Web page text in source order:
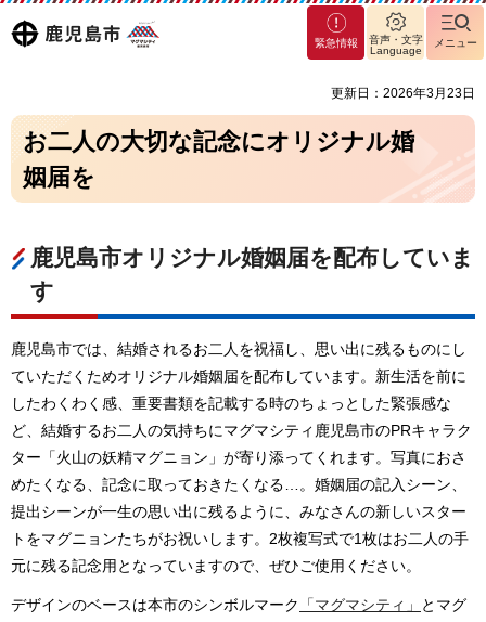
鹿児島
マグ
マシ
緊急情報
音声・文字
Language
メニュー
更新日：2026年3月23日
お二人の大切な記念にオリジナル婚
姻届を
鹿児島市オリジナル婚姻届を配布していま
す
鹿児島市では、結婚されるお二人を祝福し、思い出に残るものにし
ていただくためオリジナル婚姻届を配布しています。新生活を前に
したわくわく感、重要書類を記載する時のちょっとした緊張感な
ど、結婚するお二人の気持ちにマグマシティ鹿児島市のPRキャラク
ター「火山の妖精マグニョン」が寄り添ってくれます。写真におさ
めたくなる、記念に取っておきたくなる…。婚姻届の記入シーン、
提出シーンが一生の思い出に残るように、みなさんの新しいスター
トをマグニョンたちがお祝いします。2枚複写式で1枚はお二人の手
元に残る記念用となっていますので、ぜひご使用ください。
デザインのベースは本市のシンボルマーク 「マグマシティ」
とマグ